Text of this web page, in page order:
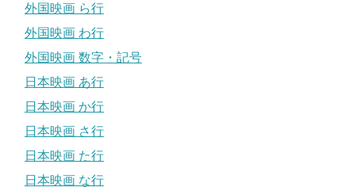
外国映画 ら行
外国映画 わ行
外国映画 数字・記号
日本映画 あ行
日本映画 か行
日本映画 さ行
日本映画 た行
日本映画 な行